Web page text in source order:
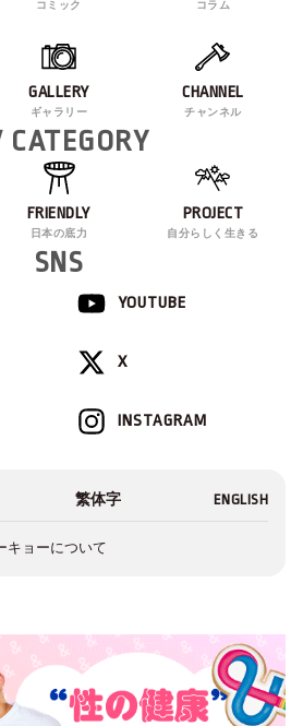
コミック コラム
GALLERY
ギャラリー
CHANNEL
チャンネル
CATEGORY
FRIENDLY
日本の底力
PROJECT
自分らしく生きる
SNS
YOUTUBE
X
INSTAGRAM
キョーについて